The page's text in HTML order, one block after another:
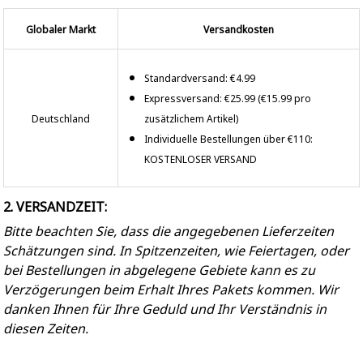
Globaler Markt Versandkosten
Deutschland
Standardversand: €4.99
Expressversand: €25.99 (€15.99 pro
zusätzlichem Artikel)
Individuelle Bestellungen über €110:
KOSTENLOSER VERSAND
2. VERSANDZEIT:
Bitte beachten Sie, dass die angegebenen Lieferzeiten
Schätzungen sind. In Spitzenzeiten, wie Feiertagen, oder
bei Bestellungen in abgelegene Gebiete kann es zu
Verzögerungen beim Erhalt Ihres Pakets kommen. Wir
danken Ihnen für Ihre Geduld und Ihr Verständnis in
diesen Zeiten.